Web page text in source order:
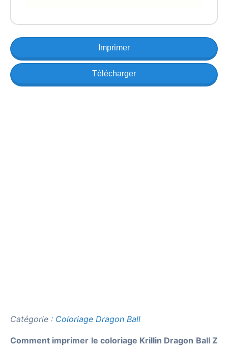
Imprimer
Télécharger
Catégorie : Coloriage Dragon Ball
Comment imprimer le coloriage Krillin Dragon Ball Z